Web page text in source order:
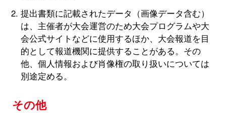
提出書類に記載されたデータ（画像データ含む）
は、主催者が大会運営のため大会プログラムや大
会公式サイトなどに使用するほか、大会報道を目
的として報道機関に提供することがある。その
他、個人情報および肖像権の取り扱いについては
別途定める。
その他